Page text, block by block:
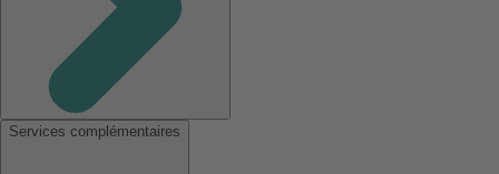
Services complémentaires